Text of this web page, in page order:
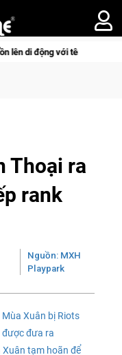
tên gọi Palworld Online
Thoại ra
rank
Nguồn: MXH
Playpark
Mùa Xuân bị Riots
được đưa ra
Xuân tạm hoãn để